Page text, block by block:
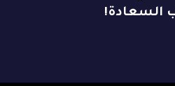
السعادة!